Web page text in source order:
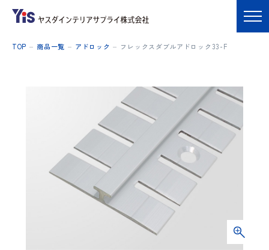
TOP 商品一覧 アドロック フレックスダブルアドロック33-F